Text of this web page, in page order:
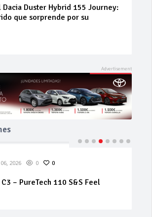
de ocasión: la alternativa
ahorrar sin renunciar a la